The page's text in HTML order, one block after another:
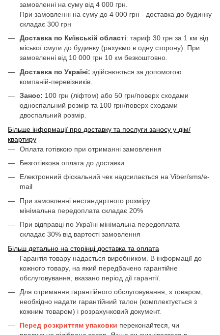
замовленні на суму від 4 000 грн.
При замовленні на суму до 4 000 грн - доставка до будинку
складає 300 грн
Доставка по Київській області: тариф 30 грн за 1 км від
міської смуги до будинку (рахуємо в одну сторону). При
замовленні від 10 000 грн 10 км безкоштовно.
Доставка по Україні: здійснюється за допомогою
компаній-перевізників.
Занос: 100 грн (ліфтом) або 50 грн/поверх сходами
односпальний розмір та 100 грн/поверх сходами
двоспальний розмір.
Більше інформації про доставку та послуги заносу у дім/
квартиру
Оплата готівкою при отриманні замовлення
Безготівкова оплата до доставки
Електронний фіскальний чек надсилається на Viber/sms/e-
mail
При замовленні нестандартного розміру
мінімальна передоплата складає 20%
При відправці по Україні мінімальна передоплата
складає 30% від вартості замовлення
Більш детально на сторінці доставка та оплата
Гарантія товару надається виробником. В інформації до
кожного товару, на який передбачено гарантійне
обслуговування, вказано період дії гарантії.
Для отримання гарантійного обслуговування, з товаром,
необхідно надати гарантійний талон (комплектується з
кожним товаром) і розрахунковий документ.
Перед розкриттям упаковки переконайтеся, чи